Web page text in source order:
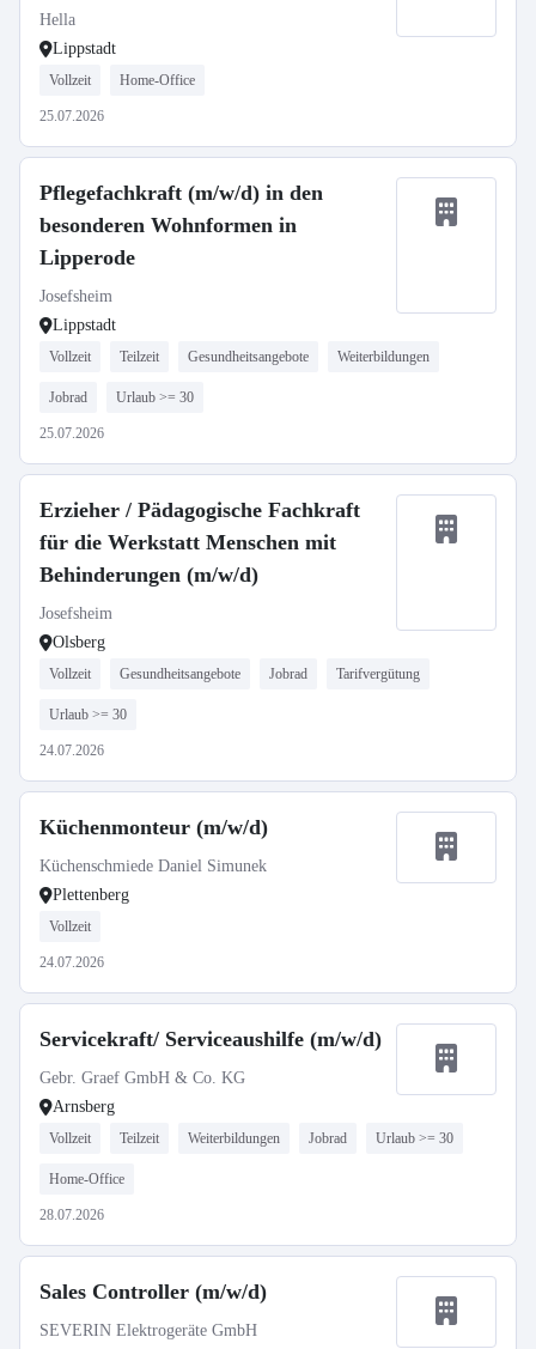
Hella
Lippstadt
Vollzeit Home-Office
25.07.2026
Pflegefachkraft (m/w/d) in den
besonderen Wohnformen in
Lipperode
Josefsheim
Lippstadt
Vollzeit Teilzeit Gesundheitsangebote Weiterbildungen
Jobrad Urlaub >= 30
25.07.2026
Erzieher / Pädagogische Fachkraft
für die Werkstatt Menschen mit
Behinderungen (m/w/d)
Josefsheim
Olsberg
Vollzeit Gesundheitsangebote Jobrad Tarifvergütung
Urlaub >= 30
24.07.2026
Küchenmonteur (m/w/d)
Küchenschmiede Daniel Simunek
Plettenberg
Vollzeit
24.07.2026
Servicekraft/ Serviceaushilfe (m/w/d)
Gebr. Graef GmbH & Co. KG
Arnsberg
Vollzeit Teilzeit Weiterbildungen Jobrad Urlaub >= 30
Home-Office
28.07.2026
Sales Controller (m/w/d)
SEVERIN Elektrogeräte GmbH